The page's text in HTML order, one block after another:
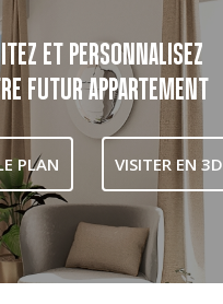
ET PERSONNALISEZ
FUTUR APPARTEMENT
PLAN VISITER EN 3D